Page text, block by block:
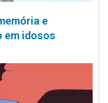
e
em idosos